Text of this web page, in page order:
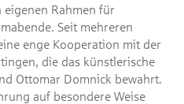
eigenen Rahmen für
Seit mehreren
enge Kooperation mit der
die das künstlerische
Ottomar Domnick bewahrt.
auf besondere Weise